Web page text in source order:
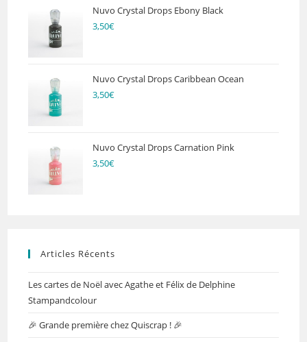
Nuvo Crystal Drops Ebony Black
3,50€
Nuvo Crystal Drops Caribbean Ocean
3,50€
Nuvo Crystal Drops Carnation Pink
3,50€
Articles Récents
Les cartes de Noël avec Agathe et Félix de Delphine
Stampandcolour
🎉 Grande première chez Quiscrap ! 🎉